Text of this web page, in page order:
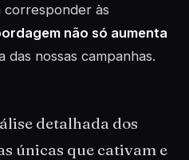
corresponder às
não só aumenta
das nossas campanhas.
detalhada dos
únicas que cativam e